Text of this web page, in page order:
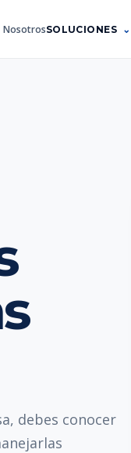
NosotrosSOLUCIONES
debes conocer